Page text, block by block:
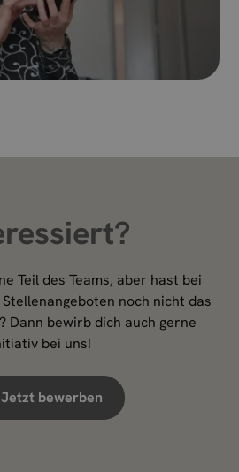
Teil des Teams, aber hast bei
noch nicht das
Dann bewirb dich auch gerne
bei uns!
Jetzt bewerben